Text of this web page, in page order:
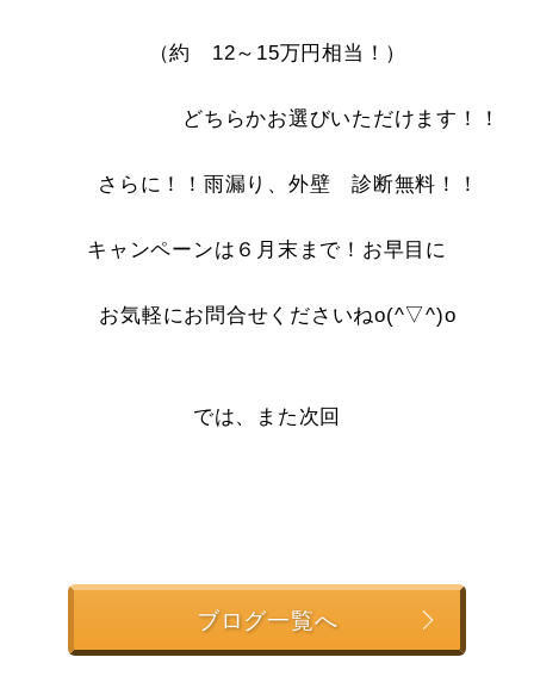
（約 12～15万円相当！）
どちらかお選びいただけます！！
さらに！！雨漏り、外壁 診断無料！！
キャンペーンは６月末まで！お早目に
お気軽にお問合せくださいねo(^▽^)o
では、また次回
ブログ一覧へ